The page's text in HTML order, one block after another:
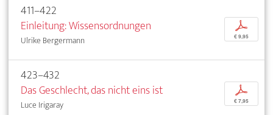
411–422
Einleitung: Wissensordnungen
Ulrike Bergermann
p
€ 9,95
423–432
Das Geschlecht, das nicht eins ist
Luce Irigaray
p
€ 7,95